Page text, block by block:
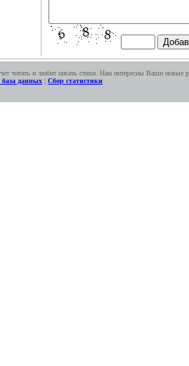
читать и любит писать стихи. Нам интересны Ваши новые
данных | Сбор статистики